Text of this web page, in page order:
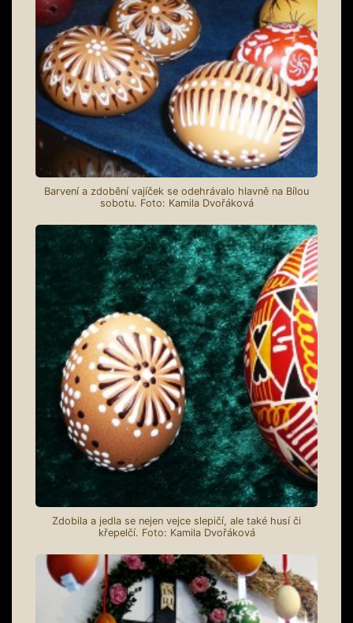
Barvení a zdobění vajíček se odehrávalo hlavně na Bílou
sobotu. Foto: Kamila Dvořáková
Zdobila a jedla se nejen vejce slepičí, ale také husí či
křepelčí. Foto: Kamila Dvořáková